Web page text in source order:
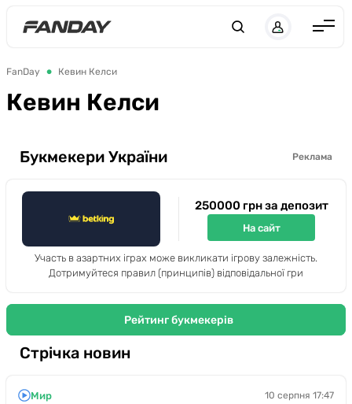
Україна
ЛЧ
ЛЕ
Букмекери
FanDay Кевин Келси
Кевин Келси
Букмекери України Реклама
250000 грн за депозит
На сайт
Участь в азартних іграх може викликати ігрову залежність.
Дотримуйтеся правил (принципів) відповідальної гри
Рейтинг букмекерів
Стрічка новин
Мир 10 серпня 17:47